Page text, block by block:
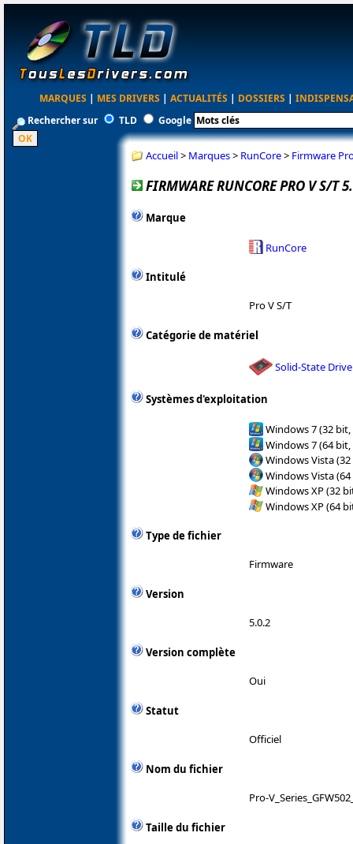
MARQUES | MES DRIVERS | ACTUALITÉS | DOSSIERS |
Rechercher sur
TLD Google
Accueil> Marques> RunCore> Firmware
FIRMWARE RUNCORE PRO V S/T
Marque
RunCore
Intitulé
Pro V S/T
Catégorie de matériel
Solid-State Drive
Systèmes d'exploitation
Windows 7 (32 bit,
Windows 7 (64 bit,
Windows Vista
Windows Vista
Windows XP (32
Windows XP (64
Type de fichier
Firmware
Version
5.0.2
Version complète
Oui
Statut
Officiel
Nom du fichier
Pro-
Taille du fichier